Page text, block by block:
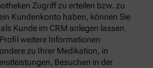
Zugriff zu erteilen bzw. zu
Kundenkonto haben, können Sie
Kunde im CRM anlegen lassen.
weitere Informationen
zu Ihrer Medikation, in
Besuchen in der